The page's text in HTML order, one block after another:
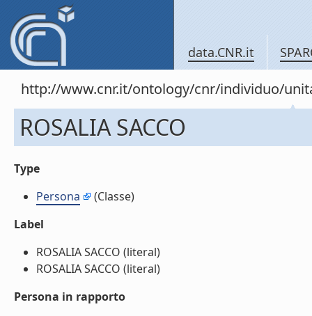
data.CNR.it
http://www.cnr.it/ontology/cnr/individuo/
ROSALIA SACCO
Type
Persona
(Classe)
Label
ROSALIA SACCO (literal)
ROSALIA SACCO (literal)
Persona in rapporto